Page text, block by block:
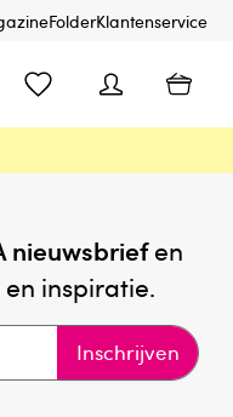
FolderKlantenservice
nieuwsbriefen
inspiratie.
Inschrijven